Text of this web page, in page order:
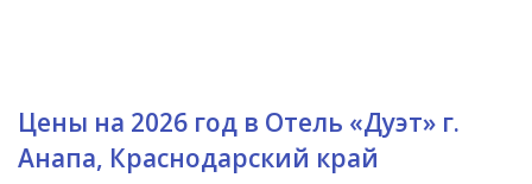
Цены на 2026 год в Отель «Дуэт» г.
Анапа, Краснодарский край